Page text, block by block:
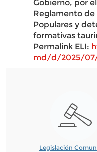
Gobierno, por
Reglamento de
Populares y
formativas
Permalink ELI:
md/d/2025/
Legislación